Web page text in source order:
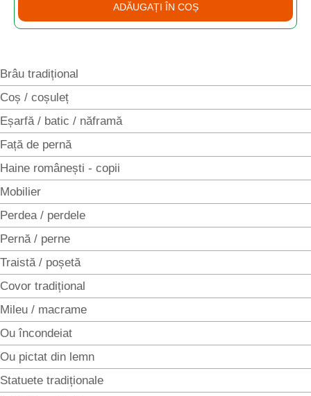
ADĂUGAȚI ÎN COȘ
Brâu tradițional
Coș / coșuleț
Eșarfă / batic / năframă
Față de pernă
Haine românești - copii
Mobilier
Perdea / perdele
Pernă / perne
Traistă / poșetă
Covor tradițional
Mileu / macrame
Ou încondeiat
Ou pictat din lemn
Statuete tradiționale